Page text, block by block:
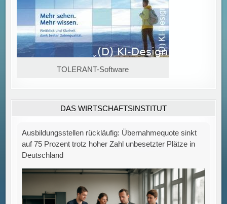
TOLERANT-Software
DAS WIRTSCHAFTSINSTITUT
Ausbildungsstellen rückläufig: Übernahmequote sinkt
auf 75 Prozent trotz hoher Zahl unbesetzter Plätze in